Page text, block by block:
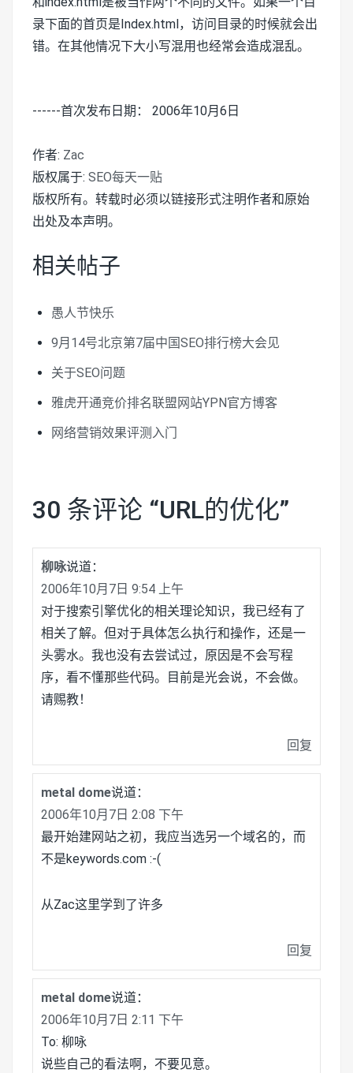
录下面的首页是Index.html，访问目录的时候就会出
错。在其他情况下大小写混用也经常会造成混乱。
------首次发布日期： 2006年10月6日
作者: Zac
版权属于: SEO每天一贴
版权所有。转载时必须以链接形式注明作者和原始
出处及本声明。
相关帖子
愚人节快乐
9月14号北京第7届中国SEO排行榜大会见
关于SEO问题
雅虎开通竞价排名联盟网站YPN官方博客
网络营销效果评测入门
30 条评论 “URL的优化”
柳咏说道：
2006年10月7日 9:54 上午
对于搜索引擎优化的相关理论知识，我已经有了
相关了解。但对于具体怎么执行和操作，还是一
头雾水。我也没有去尝试过，原因是不会写程
序，看不懂那些代码。目前是光会说，不会做。
请赐教！
回复
metal dome说道：
2006年10月7日 2:08 下午
最开始建网站之初，我应当选另一个域名的，而
不是keywords.com :-(
从Zac这里学到了许多
回复
metal dome说道：
2006年10月7日 2:11 下午
To: 柳咏
说些自己的看法啊，不要见意。